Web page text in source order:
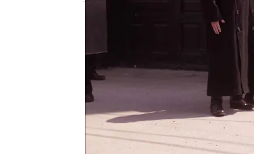
William Murdoch
de Cabbagetown
contacto con él
hombre
vista, parece